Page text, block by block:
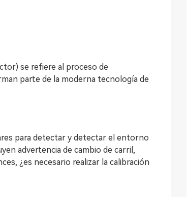
se refiere al proceso de
parte de la moderna tecnología de
para detectar y detectar el entorno
advertencia de cambio de carril,
¿es necesario realizar la calibración